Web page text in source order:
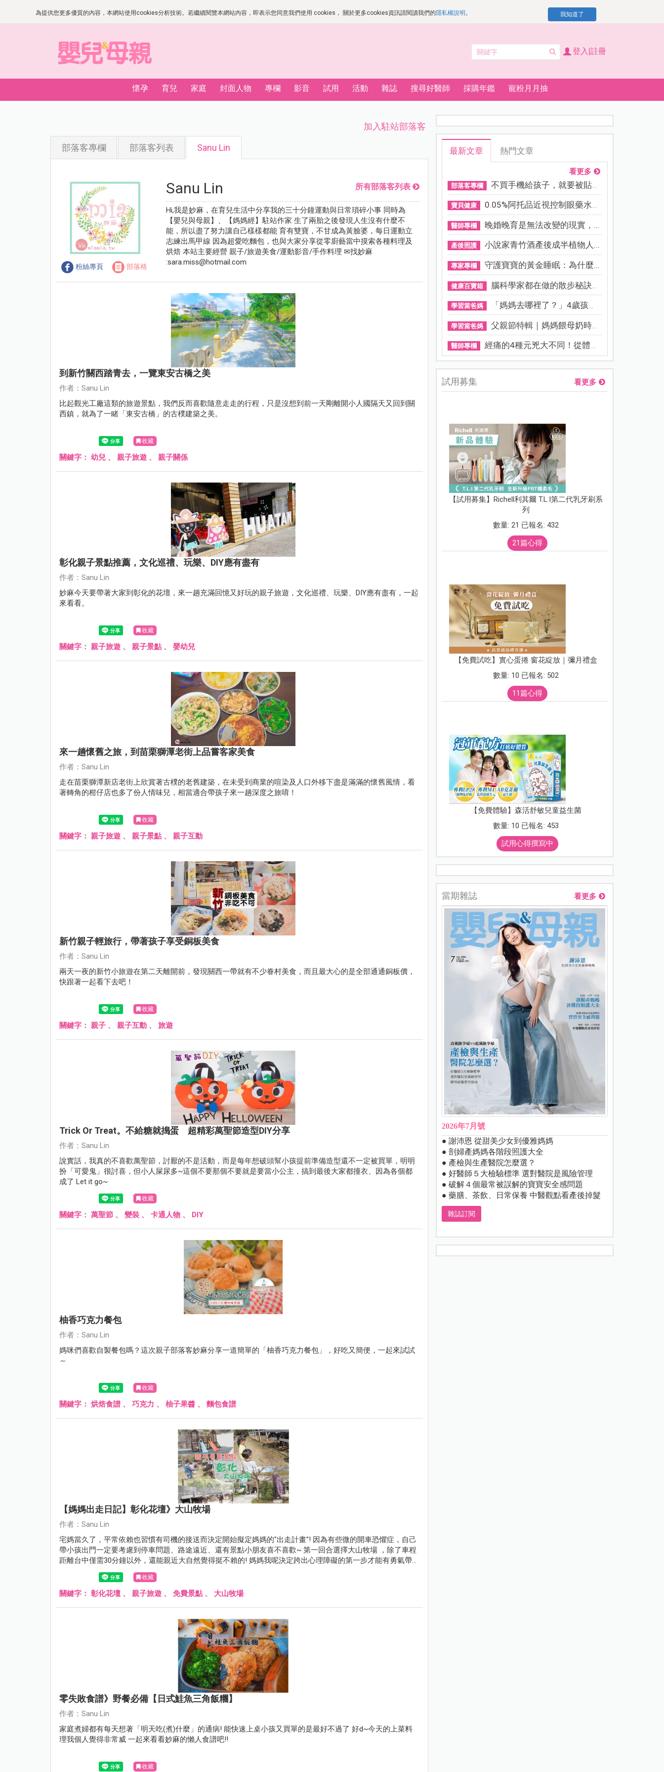
為提供您更多優質的內容，本網站使用cookies分析技術。若繼續閱覽本網站內容，即表示您同意我們使用 cookies， 關於更多cookies資訊請閱讀我們的隱私權說明 。 我知道了
登入|註冊
懷孕 育兒 家庭 封面人物 專欄 影音 試用 活動 雜誌 搜尋好醫師 採購年鑑 寵粉月月抽
加入駐站部落客
部落客專欄 部落客列表 Sanu Lin
粉絲專頁 部落格
Sanu Lin 所有部落客列表
Hi,我是妙麻，在育兒生活中分享我的三十分鐘運動與日常瑣碎小事 同時為
【嬰兒與母親】、【媽媽經】駐站作家 生了兩胎之後發現人生沒有什麼不
能，所以盡了努力讓自己樣樣都能 育有雙寶，不甘成為黃臉婆，每日運動立
志練出馬甲線 因為超愛吃麵包，也與大家分享從零廚藝當中摸索各種料理及
烘焙 本站主要經營 親子/旅遊美食/運動影音/手作料理 ✉找妙麻
:sara.miss@hotmail.com
到新竹關西踏青去，一覽東安古橋之美
作者：Sanu Lin
比起觀光工廠這類的旅遊景點，我們反而喜歡隨意走走的行程，只是沒想到前一天剛離開小人國隔天又回到關
西鎮，就為了一睹「東安古橋」的古樸建築之美。
收藏
關鍵字： 幼兒 、 親子旅遊 、 親子關係
彰化親子景點推薦，文化巡禮、玩樂、DIY應有盡有
作者：Sanu Lin
妙麻今天要帶著大家到彰化的花壇，來一趟充滿回憶又好玩的親子旅遊，文化巡禮、玩樂、DIY應有盡有，一起
來看看。
收藏
關鍵字： 親子旅遊 、 親子景點 、 嬰幼兒
來一趟懷舊之旅，到苗栗獅潭老街上品嘗客家美食
作者：Sanu Lin
走在苗栗獅潭新店老街上欣賞著古樸的老舊建築，在未受到商業的喧染及人口外移下盡是滿滿的懷舊風情，看
著轉角的柑仔店也多了份人情味兒，相當適合帶孩子來一趟深度之旅唷！
收藏
關鍵字： 親子旅遊 、 親子景點 、 親子互動
新竹親子輕旅行，帶著孩子享受銅板美食
作者：Sanu Lin
兩天一夜的新竹小旅遊在第二天離開前，發現關西一帶就有不少眷村美食，而且最大心的是全部通通銅板價，
快跟著一起看下去吧！
收藏
關鍵字： 親子 、 親子互動 、 旅遊
Trick Or Treat。不給糖就搗蛋 超精彩萬聖節造型DIY分享
作者：Sanu Lin
說實話，我真的不喜歡萬聖節，討厭的不是活動，而是每年想破頭幫小孩提前準備造型還不一定被買單，明明
扮「可愛鬼」很討喜，但小人屎尿多~這個不要那個不要就是要當小公主，搞到最後大家都撞衣、因為各個都
成了 Let it go~
收藏
關鍵字： 萬聖節 、 變裝 、 卡通人物 、 DIY
柚香巧克力餐包
作者：Sanu Lin
媽咪們喜歡自製餐包嗎？這次親子部落客妙麻分享一道簡單的「柚香巧克力餐包」，好吃又簡便，一起來試試
～
收藏
關鍵字： 烘焙食譜 、 巧克力 、 柚子果醬 、 麵包食譜
【媽媽出走日記】彰化花壇》大山牧場
作者：Sanu Lin
宅媽當久了，平常依賴也習慣有司機的接送而決定開始擬定媽媽的"出走計畫"! 因為有些微的開車恐懼症，自己
帶小孩出門一定要考慮到停車問題、路途遠近、還有景點小朋友喜不喜歡~ 第一回合選擇大山牧場 ，除了車程
距離台中僅需30分鐘以外，還能親近大自然覺得挺不賴的! 媽媽我呢決定跨出心理障礙的第一步才能有勇氣帶雙
寶去更多地方探險XD
收藏
關鍵字： 彰化花壇 、 親子旅遊 、 免費景點 、 大山牧場
零失敗食譜》野餐必備【日式鮭魚三角飯糰】
作者：Sanu Lin
家庭煮婦都有每天想著「明天吃(煮)什麼」的通病! 能快速上桌小孩又買單的是最好不過了 好d~今天的上菜料
理我個人覺得非常威 一起來看看妙麻的懶人食譜吧!!
收藏
最新文章 熱門文章
看更多
部落客專欄 不買手機給孩子，就要被貼「...
寶貝健康 0.05%阿托品近視控制眼藥水納...
醫師專欄 晚婚晚育是無法改變的現實，...
產後照護 小說家青竹酒產後成半植物人...
專家專欄 守護寶寶的黃金睡眠：為什麼...
健康百寶箱 腦科學家都在做的散步秘訣！...
學習當爸媽 「媽媽去哪裡了？」4歲孩子還...
學習當爸媽 父親節特輯｜媽媽餵母奶時，...
醫師專欄 經痛的4種元兇大不同！從體質...
試用募集 看更多
【試用募集】Richell利其爾 T.L.I第二代乳牙刷系
列
數量: 21 已報名: 432
21篇心得
【免費試吃】實心蛋捲 窗花綻放｜彌月禮盒
數量: 10 已報名: 502
11篇心得
【免費體驗】森活舒敏兒童益生菌
數量: 10 已報名: 453
試用心得撰寫中
當期雜誌 看更多
2026年7月號
● 謝沛恩 從甜美少女到優雅媽媽
● 剖婦產媽媽各階段照護大全
● 產檢與生產醫院怎麼選？
● 好醫師５大檢驗標準 選對醫院是風險管理
● 破解４個最常被誤解的寶寶安全感問題
● 藥膳、茶飲、日常保養 中醫觀點看產後掉髮
雜誌訂閱